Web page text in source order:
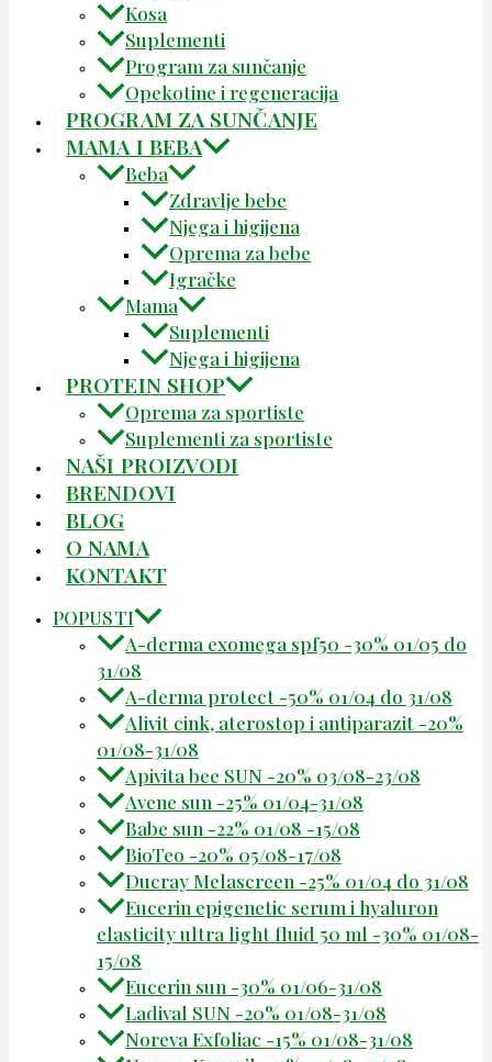
Kosa
Suplementi
Program za sunčanje
Opekotine i regeneracija
PROGRAM ZA SUNČANJE
MAMA I BEBA
Beba
Zdravlje bebe
Njega i higijena
Oprema za bebe
Igračke
Mama
Suplementi
Njega i higijena
PROTEIN SHOP
Oprema za sportiste
Suplementi za sportiste
NAŠI PROIZVODI
BRENDOVI
BLOG
O NAMA
KONTAKT
POPUSTI
A-derma exomega spf50 -30% 01/05 do
31/08
A-derma protect -50% 01/04 do 31/08
Alivit cink, aterostop i antiparazit -20%
01/08-31/08
Apivita bee SUN -20% 03/08-23/08
Avene sun -25% 01/04-31/08
Babe sun -22% 01/08 -15/08
BioTeo -20% 05/08-17/08
Ducray Melascreen -25% 01/04 do 31/08
Eucerin epigenetic serum i hyaluron
elasticity ultra light fluid 50 ml -30% 01/08-
15/08
Eucerin sun -30% 01/06-31/08
Ladival SUN -20% 01/08-31/08
Noreva Exfoliac -15% 01/08-31/08